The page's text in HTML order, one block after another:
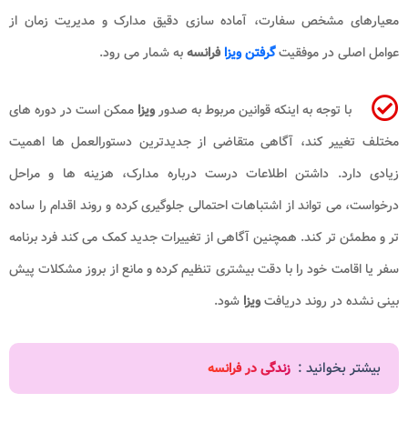
معیارهای مشخص سفارت، آماده سازی دقیق مدارک و مدیریت زمان از
عوامل اصلی در موفقیتگرفتن ویزافرانسهبه شمار می رود.
با توجه به اینکه قوانین مربوط به صدورویزا ممکن است در دوره های
مختلف تغییر کند، آگاهی متقاضی از جدیدترین دستورالعمل ها اهمیت
زیادی دارد. داشتن اطلاعات درست درباره مدارک، هزینه ها و مراحل
درخواست، می تواند از اشتباهات احتمالی جلوگیری کرده و روند اقدام را ساده
تر و مطمئن تر کند. همچنین آگاهی از تغییرات جدید کمک می کند فرد برنامه
سفر یا اقامت خود را با دقت بیشتری تنظیم کرده و مانع از بروز مشکلات پیش
بینی نشده در روند دریافتویزا شود.
بیشتر بخوانید : زندگی در فرانسه